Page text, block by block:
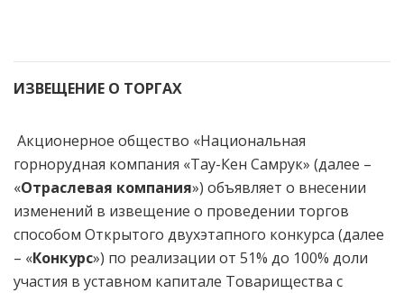
ИЗВЕЩЕНИЕ О ТОРГАХ
Акционерное общество «Национальная
горнорудная компания «Тау-Кен Самрук» (далее –
«Отраслевая компания») объявляет о внесении
изменений в извещение о проведении торгов
способом Открытого двухэтапного конкурса (далее
– «Конкурс») по реализации от 51% до 100% доли
участия в уставном капитале Товарищества с